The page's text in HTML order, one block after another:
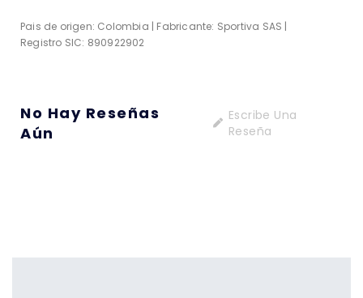
Pais de origen: Colombia | Fabricante: Sportiva SAS |
Registro SIC: 890922902
No Hay Reseñas
Aún
Escribe Una
Reseña